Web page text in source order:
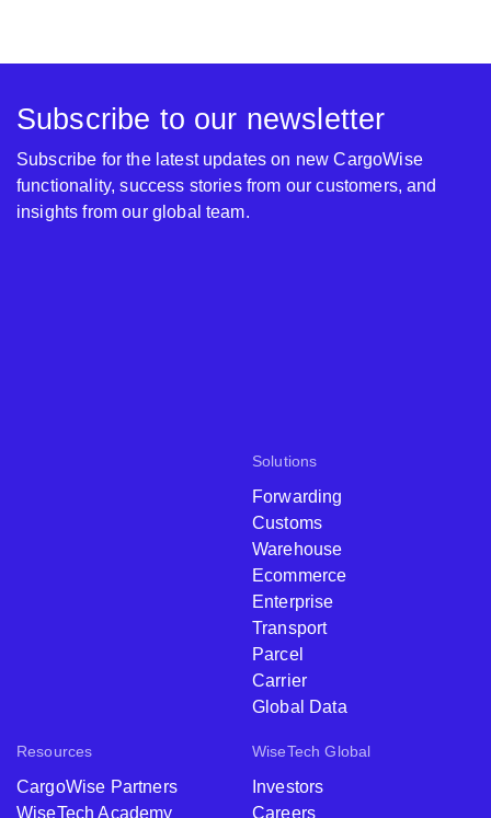
Solutions
Forwarding
Customs
Warehouse
Ecommerce
Enterprise
Transport
Parcel
Carrier
Global Data
Resources
CargoWise Partners
WiseTech Academy
WiseTech Global
Investors
Careers
Subscribe to our newsletter
Subscribe for the latest updates on new CargoWise
functionality, success stories from our customers, and
insights from our global team.